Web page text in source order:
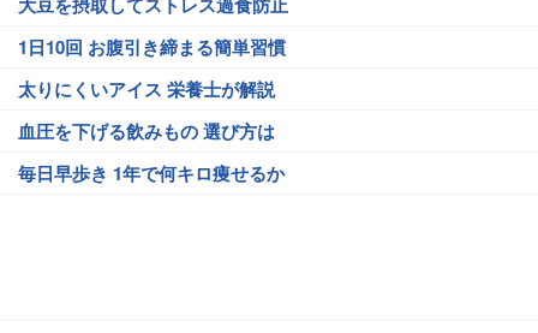
1日10回 お腹引き締まる簡単習慣
太りにくいアイス 栄養士が解説
血圧を下げる飲みもの 選び方は
毎日早歩き 1年で何キロ痩せるか